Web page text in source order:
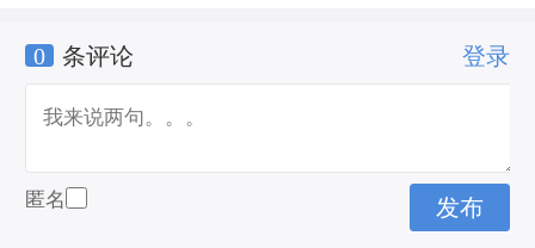
什么是玻璃陶瓷
0 条评论 登录
匿名